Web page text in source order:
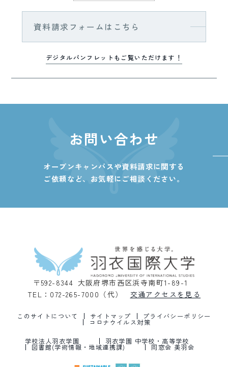
資料請求フォームはこちら
デジタルパンフレットもご覧いただけます！
お問い合わせ
オープンキャンパスや資料請求に関する
ご依頼など、 お気軽にご相談ください。
〒592-8344 大阪府堺市西区浜寺南町1-89-1
TEL：072-265-7000（代）
交通アクセスを見る
このサイトについて サイトマップ プライバシーポリシー
コロナウイルス対策
学校法人羽衣学園 羽衣学園 中学校・高等学校
図書館(学術情報・地域連携課) 同窓会 美羽会